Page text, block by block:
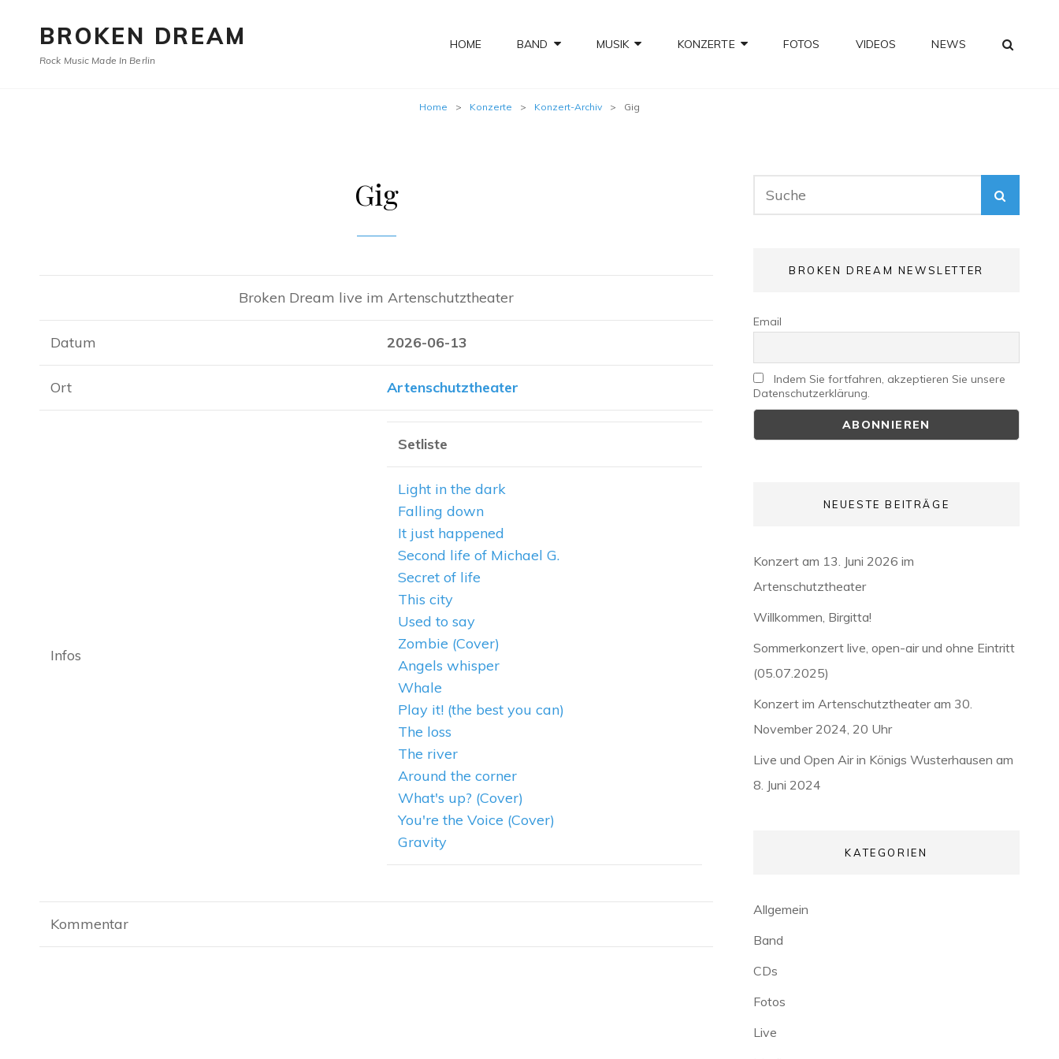
BROKEN DREAM
Rock Music Made In Berlin
HOME BAND MUSIK KONZERTE FOTOS VIDEOS NEWS
Home > Konzerte > Konzert-Archiv > Gig
Gig
Broken Dream live im Artenschutztheater
Datum 2026-06-13
Ort Artenschutztheater
Infos
Setliste
Light in the dark
Falling down
It just happened
Second life of Michael G.
Secret of life
This city
Used to say
Zombie (Cover)
Angels whisper
Whale
Play it! (the best you can)
The loss
The river
Around the corner
What's up? (Cover)
You're the Voice (Cover)
Gravity
Kommentar
for:
BROKEN DREAM NEWSLETTER
Email
Indem Sie fortfahren, akzeptieren Sie unsere
Datenschutzerklärung.
NEUESTE BEITRÄGE
Konzert am 13. Juni 2026 im
Artenschutztheater
Willkommen, Birgitta!
Sommerkonzert live, open-air und ohne Eintritt
(05.07.2025)
Konzert im Artenschutztheater am 30.
November 2024, 20 Uhr
Live und Open Air in Königs Wusterhausen am
8. Juni 2024
KATEGORIEN
Allgemein
Band
CDs
Fotos
Live